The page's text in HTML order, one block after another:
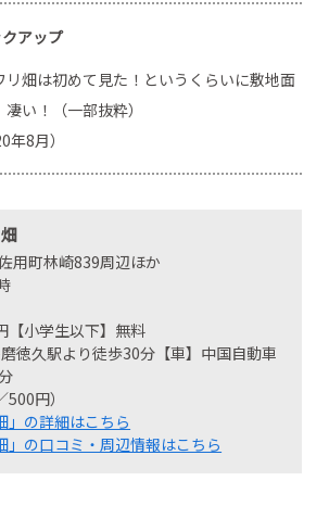
アップ
リ畑は初めて見た！というくらいに敷地面
い！（一部抜粋）
年8月）
用町林崎839周辺ほか
【小学生以下】無料
磨徳久駅より徒歩30分【車】中国自動車
円）
」の詳細はこちら
」の口コミ・周辺情報はこちら